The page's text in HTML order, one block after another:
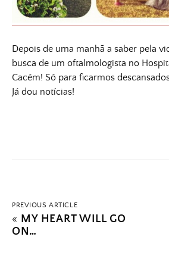
Depois de uma manhã a saber pela
busca de um oftalmologista no
Cacém! Só para ficarmos
Já dou notícias!
PREVIOUS ARTICLE
« MY HEART WILL GO
ON…